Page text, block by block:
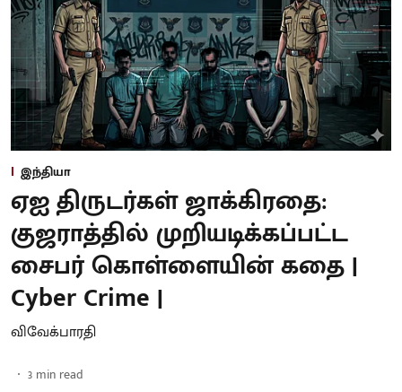
இந்தியா
ஏஐ திருடர்கள் ஜாக்கிரதை:
குஜராத்தில் முறியடிக்கப்பட்ட
சைபர் கொள்ளையின் கதை |
Cyber Crime |
விவேக்பாரதி
3 min read